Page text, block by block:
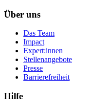
Über uns
Das Team
Impact
Expert:innen
Stellenangebote
Presse
Barrierefreiheit
Hilfe